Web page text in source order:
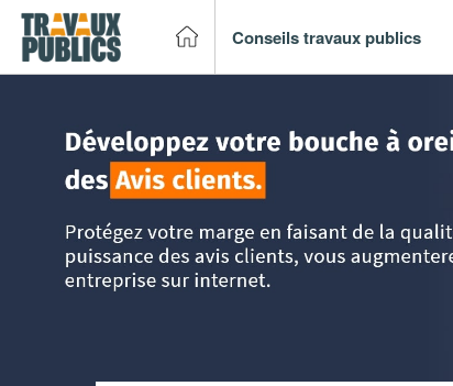
Conseils travaux publics